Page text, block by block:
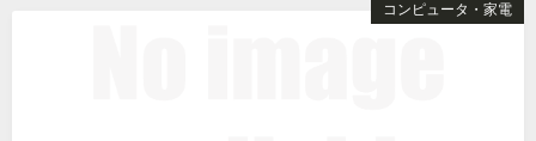
コンピュータ・家電